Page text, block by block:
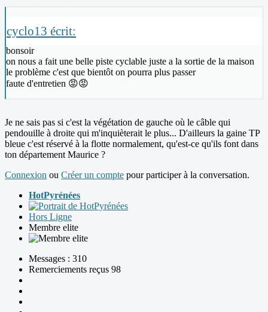
cyclo13 écrit:
bonsoir
on nous a fait une belle piste cyclable juste a la sortie de la maison
le problème c'est que bientôt on pourra plus passer
faute d'entretien 😡😡
Je ne sais pas si c'est la végétation de gauche où le câble qui
pendouille à droite qui m'inquièterait le plus... D'ailleurs la gaine TP
bleue c'est réservé à la flotte normalement, qu'est-ce qu'ils font dans
ton département Maurice ?
Connexion ou Créer un compte pour participer à la conversation.
HotPyrénées
Hors Ligne
Membre elite
Messages : 310
Remerciements reçus 98